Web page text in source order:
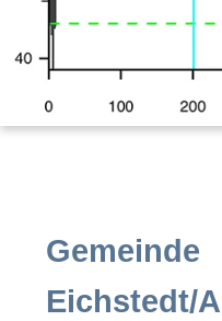
Gemeinde
Eichstedt/